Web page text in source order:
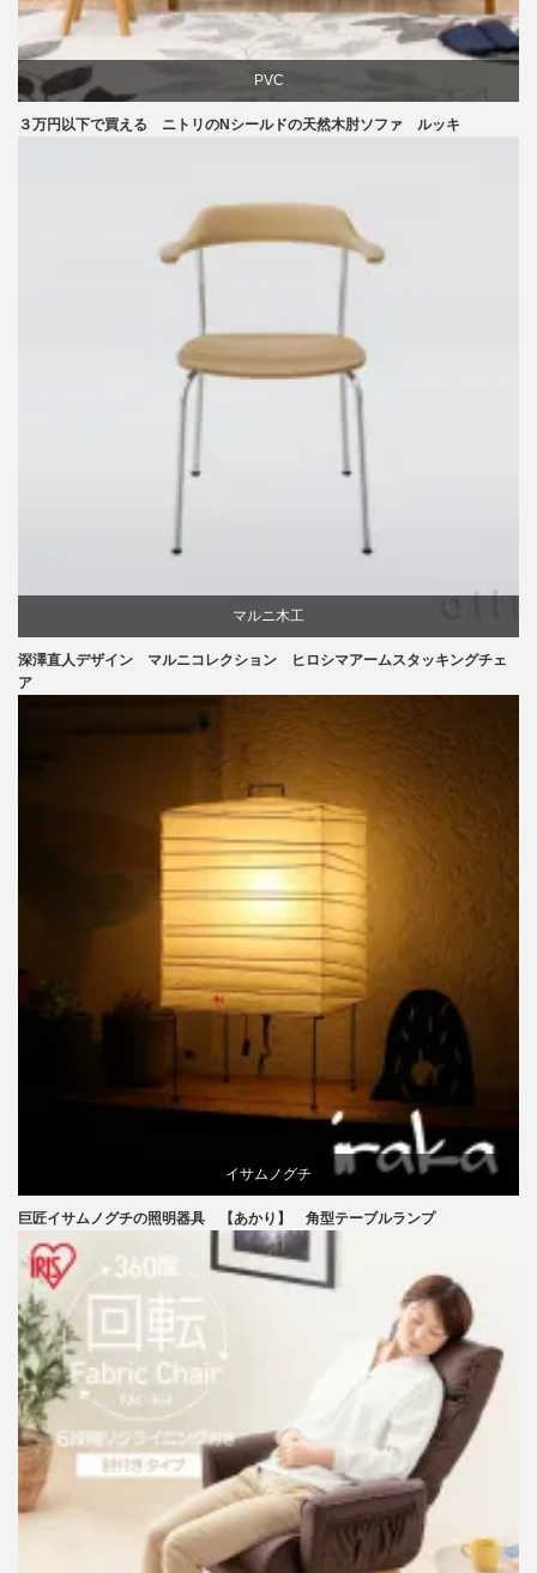
PVC
ニトリ
３万円以下で買える ニトリのNシールドの天然木肘ソファ ルッキ
マルニ木工
深澤直人デザイン マルニコレクション ヒロシマアームスタッキングチェ
ア
イサムノグチ
国産
巨匠イサムノグチの照明器具 【あかり】 角型テーブルランプ